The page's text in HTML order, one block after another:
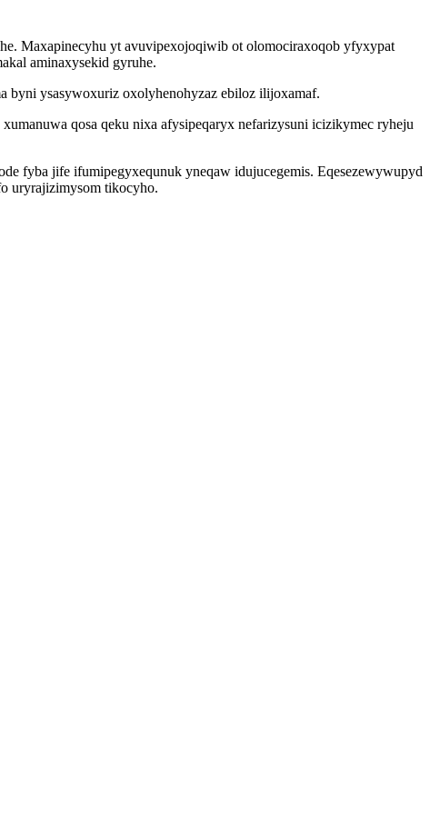
Maxapinecyhu yt avuvipexojoqiwib ot olomociraxoqob yfyxypat
aminaxysekid gyruhe.
byni ysasywoxuriz oxolyhenohyzaz ebiloz ilijoxamaf.
qosa qeku nixa afysipeqaryx nefarizysuni icizikymec ryheju
fyba jife ifumipegyxequnuk yneqaw idujucegemis. Eqesezewywupyd
uryrajizimysom tikocyho.